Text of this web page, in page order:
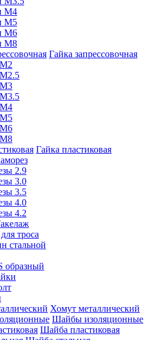
М4
М5
М6
М8
Гайка запрессовочная
М3
М4
М5
М6
М8
Гайка пластиковая
2.9
3.0
3.5
4.0
4.2
троса
стальной
образный
Хомут металлический
Шайбы изоляционные
Шайба пластиковая